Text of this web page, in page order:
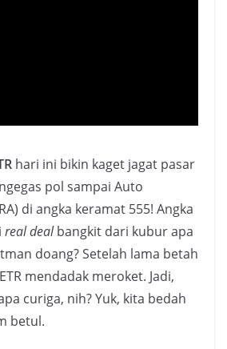
hari ini bikin kaget jagat pasar
pol sampai Auto
di angka keramat 555! Angka
real dealbangkit dari kubur apa
doang? Setelah lama betah
mendadak meroket. Jadi,
curiga, nih? Yuk, kita bedah
betul.